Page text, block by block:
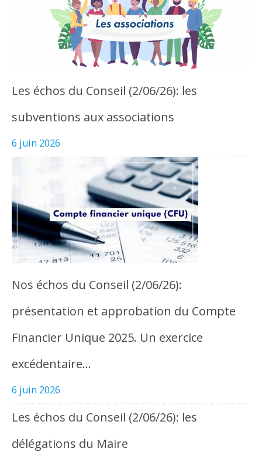
Les échos du Conseil (2/06/26): les
subventions aux associations
6 juin 2026
Nos échos du Conseil (2/06/26):
présentation et approbation du Compte
Financier Unique 2025. Un exercice
excédentaire…
6 juin 2026
Les échos du Conseil (2/06/26): les
délégations du Maire